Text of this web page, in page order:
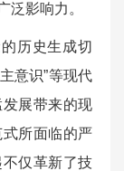
泛影响力。
历史生成切
意识”等现代
展带来的现
所面临的严
仅革新了技